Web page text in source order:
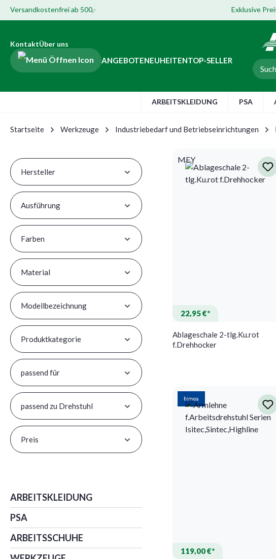
springen
Suche springen
Zur Hauptnavigation springen
Zur Navigation der B2B-Plattform springen
Versandkostenfrei ab 500,- Exklusive
KontaktÜber uns
ANGEBOTENEUHEITENTOP-SELLER
ARBEITSKLEIDUNG PSA
Startseite Werkzeuge Industriebedarf und Betriebseinrichtungen
Hersteller
Ausführung
Farben
Material
Modellbezeichnung
Produktkategorie
passend für
passend zu Drehstuhl
Preis
ARBEITSKLEIDUNG
PSA
ARBEITSSCHUHE
MEY
22,95 €*
Ablageschale 2-tlg.Ku.rot
f.Drehhocker
119,00 €*